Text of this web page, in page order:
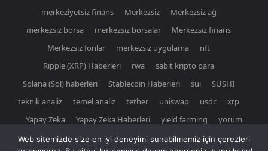
merkeziyetsiz finans
Merkezsiz
Merkezsiz ağ
merkezsiz borsa
merkezsiz borsalar
Merkezsiz finans
Merkezsiz fonlar
merkezsiz uygulama
nft
Ripple (XRP) Haberleri
rwa
sabit kripto para
Solana (Sol) haberleri
Stablecoin Haberleri sui
SUSHI
teknik analiz
temel analiz tether uniswap usdc
xrp
Yapay Zeka
Yapay Zeka Haberleri yield farming yorum
Web sitemizde size en iyi deneyimi sunabilmemiz için çerezleri